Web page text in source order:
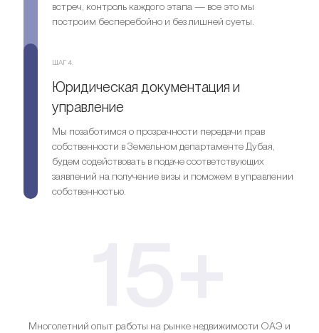
встреч, контроль каждого этапа — все это мы
построим бесперебойно и без лишней суеты.
ШАГ 4.
Юридическая документация и
управление
Мы позаботимся о прозрачности передачи прав
собственности в Земельном департаменте Дубая,
будем содействовать в подаче соответствующих
заявлений на получение визы и поможем в управлении
собственностью.
Многолетний опыт работы на рынке недвижимости ОАЭ и